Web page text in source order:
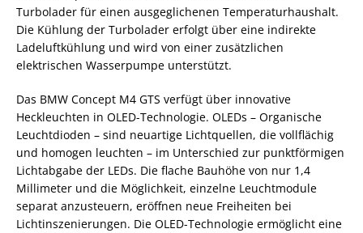
Turbolader für einen ausgeglichenen Temperaturhaushalt.
Die Kühlung der Turbolader erfolgt über eine indirekte
Ladeluftkühlung und wird von einer zusätzlichen
elektrischen Wasserpumpe unterstützt.
Das BMW Concept M4 GTS verfügt über innovative
Heckleuchten in OLED-Technologie. OLEDs – Organische
Leuchtdioden – sind neuartige Lichtquellen, die vollflächig
und homogen leuchten – im Unterschied zur punktförmigen
Lichtabgabe der LEDs. Die flache Bauhöhe von nur 1,4
Millimeter und die Möglichkeit, einzelne Leuchtmodule
separat anzusteuern, eröffnen neue Freiheiten bei
Lichtinszenierungen. Die OLED-Technologie ermöglicht eine